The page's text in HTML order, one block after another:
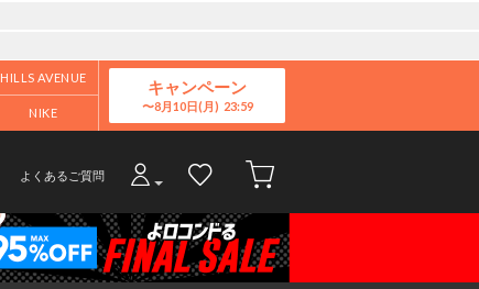
HILLS AVENUE
NIKE
キャンペーン
8月10日(月)
よくあるご質問